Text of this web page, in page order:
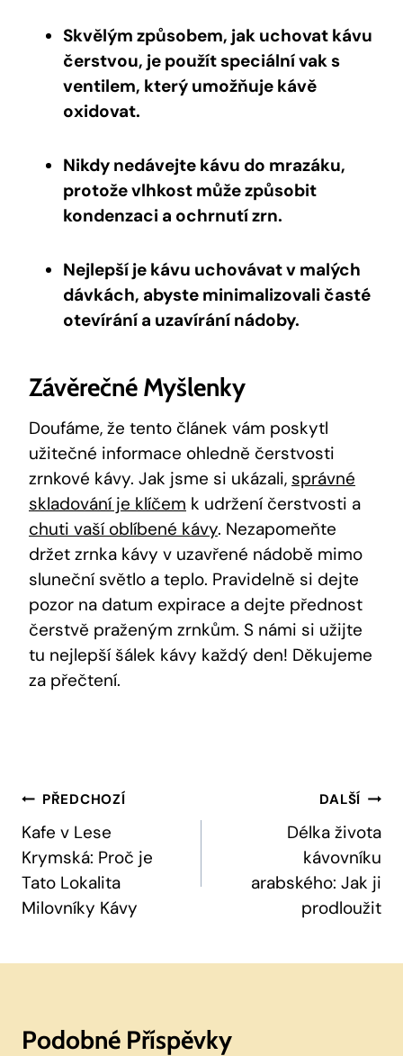
Skvělým způsobem, jak uchovat kávu
čerstvou, je použít speciální vak s
ventilem, který umožňuje kávě
oxidovat.
Nikdy nedávejte kávu do mrazáku,
protože vlhkost může způsobit
kondenzaci a ochrnutí zrn.
Nejlepší je kávu uchovávat v malých
dávkách, abyste minimalizovali časté
otevírání a uzavírání nádoby.
Závěrečné Myšlenky
Doufáme, že tento článek vám poskytl
užitečné informace ohledně čerstvosti
zrnkové kávy. Jak jsme si ukázali, správné
skladování je klíčem k udržení čerstvosti a
chuti vaší oblíbené kávy. Nezapomeňte
držet zrnka kávy v uzavřené nádobě mimo
sluneční světlo a teplo. Pravidelně si dejte
pozor na datum expirace a dejte přednost
čerstvě praženým zrnkům. S námi si užijte
tu nejlepší šálek kávy každý den! Děkujeme
za přečtení.
Navigace
Pro
Příspěvek
PŘEDCHOZÍ
Kafe v Lese
Krymská: Proč je
Tato Lokalita
Milovníky Kávy
DALŠÍ
Délka života
kávovníku
arabského: Jak ji
prodloužit
Podobné Příspěvky